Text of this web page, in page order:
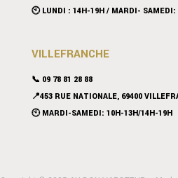
🕙 LUNDI : 14H-19H / MARDI-
VILLEFRANCHE
📞 09 78 81 28 88
📍453 RUE NATIONALE, 69400
🕙 MARDI-SAMEDI: 10H-13H/14H-19H